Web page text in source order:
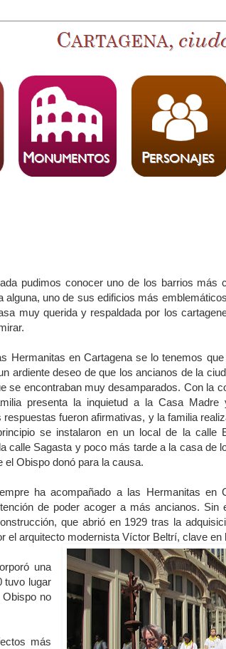
pudimos conocer uno de los barrios más
alguna, uno de sus edificios más
muy querida y respaldada por los
Hermanitas en Cartagena se lo tenemos
ardiente deseo de que los ancianos de la
se encontraban muy desamparados. Con la
presenta la inquietud a la Casa
respuestas fueron afirmativas, y la familia
se instalaron en un local de la calle
calle Sagasta y poco más tarde a la casa de
el Obispo donó para la causa.
ha acompañado a las Hermanitas en
de poder acoger a más ancianos. Sin
que abrió en 1929 tras la
el arquitecto modernista Víctor Beltrí, clave en
una
tuvo lugar
no
más